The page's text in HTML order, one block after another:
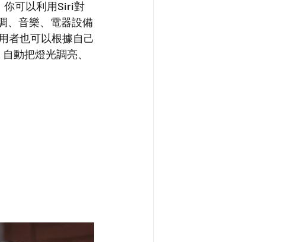
、音樂、電器設備
者也可以根據自己
動把燈光調亮、